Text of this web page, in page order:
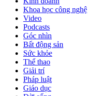
Khoa học công nghệ
Video
Podcasts
Góc nhìn
Bất động sản
Sức khỏe
Thể thao
Giải trí
Pháp luật
Giáo dục